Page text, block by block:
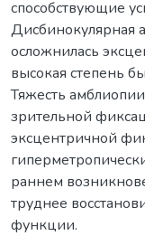
способствующие
Дисбинокулярная
осложнилась
высокая степень
Тяжесть
зрительной
эксцентричной
раннем
труднее
функции.